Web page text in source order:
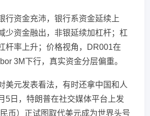
行资金充沛，银行系资金延续上
少资金融出，非银延续加杠杆；杠
杆率上升；价格视角，DR001在
3M下行，真实资金分层偏重。
美元发表看法，有时还拿中国和人
5日，特朗普在社交媒体平台上发
币）正试图取代美元成为世界头号